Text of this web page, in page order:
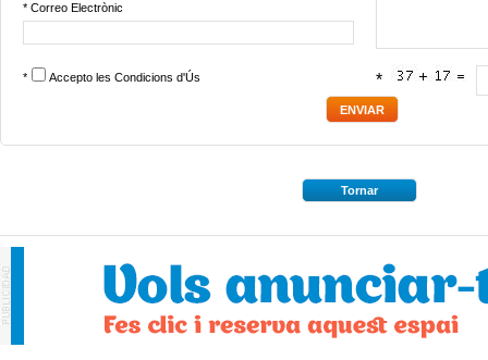
* Correo Electrònic
* Accepto les Condicions d'Ús *
Tornar